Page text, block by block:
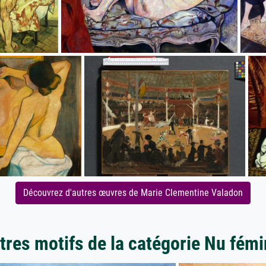
Découvrez d'autres œuvres de Marie Clementine Valadon
motifs de la catégorie Nu